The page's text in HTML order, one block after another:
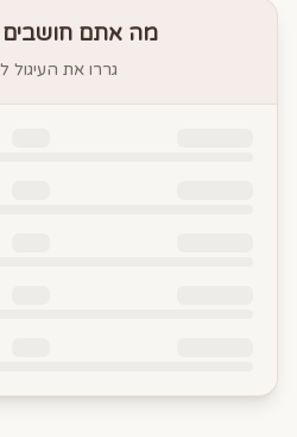
מה אתם חושבים
גררו את